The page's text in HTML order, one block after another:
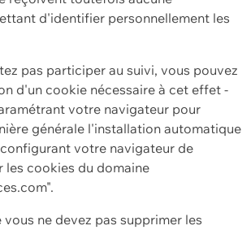
d'identifier personnellement les
pas participer au suivi, vous pouvez
d'un cookie nécessaire à cet effet -
votre navigateur pour
générale l'installation automatique
votre navigateur de
les cookies du domaine
vous ne devez pas supprimer les